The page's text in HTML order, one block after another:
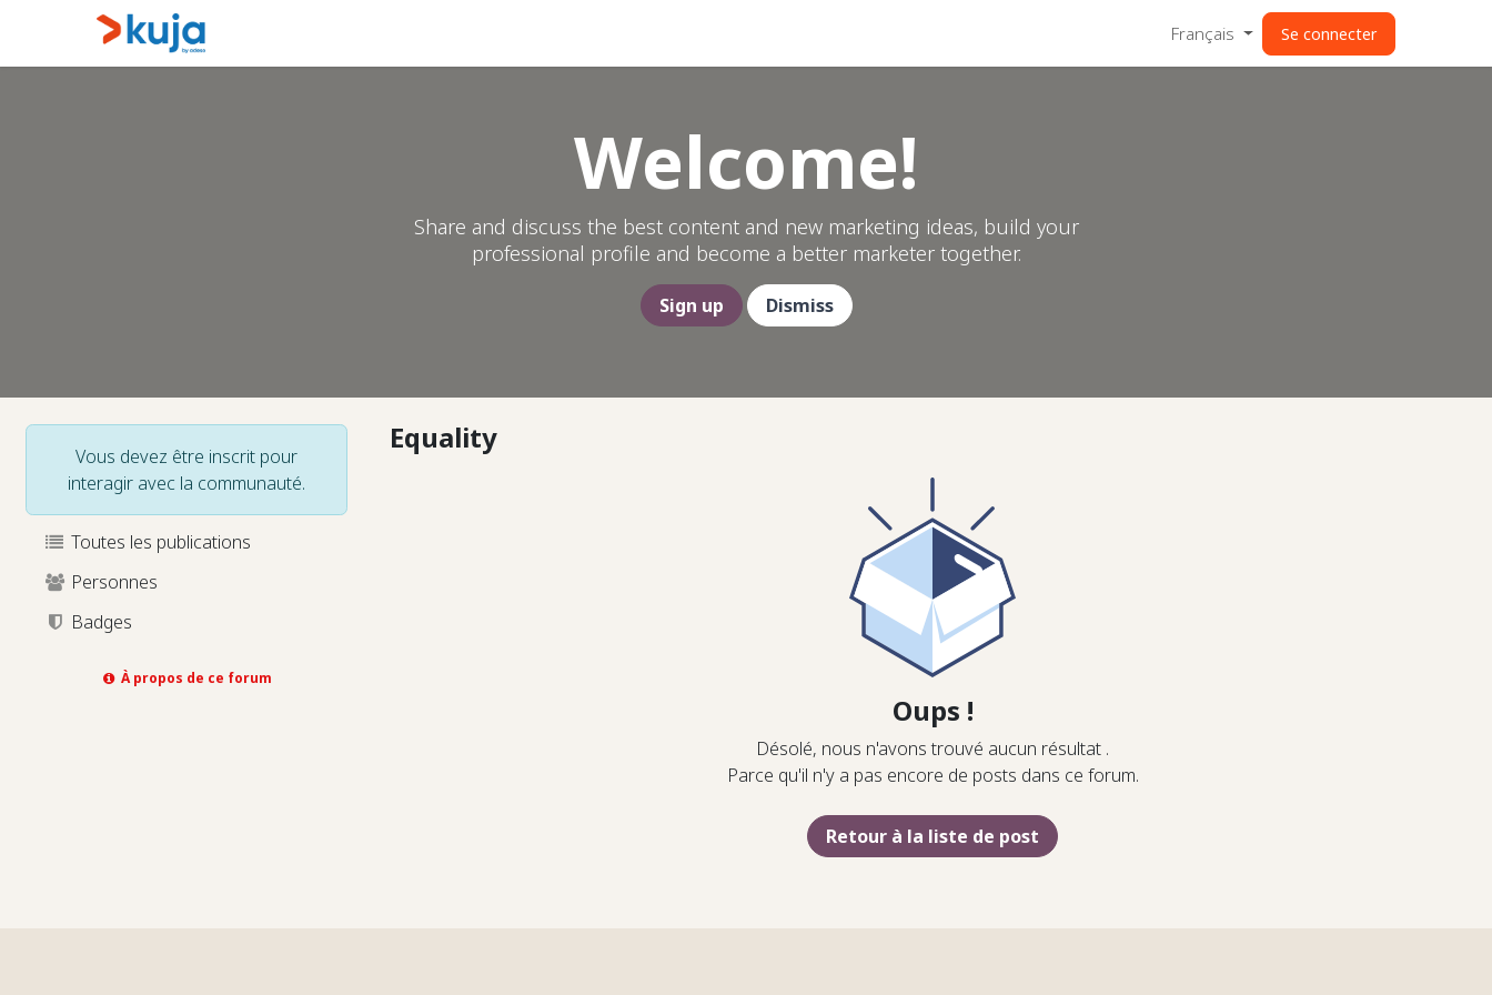
Se rendre au contenu
Français Se connecter
Welcome!
Share and discuss the best content and new marketing ideas, build your
professional profile and become a better marketer together.
Sign up Dismiss
Vous devez être inscrit pour
interagir avec la communauté.
Toutes les publications
Personnes
Badges
À propos de ce forum
Equality
Oups !
Désolé, nous n'avons trouvé aucun résultat .
Parce qu'il n'y a pas encore de posts dans ce forum.
Retour à la liste de post